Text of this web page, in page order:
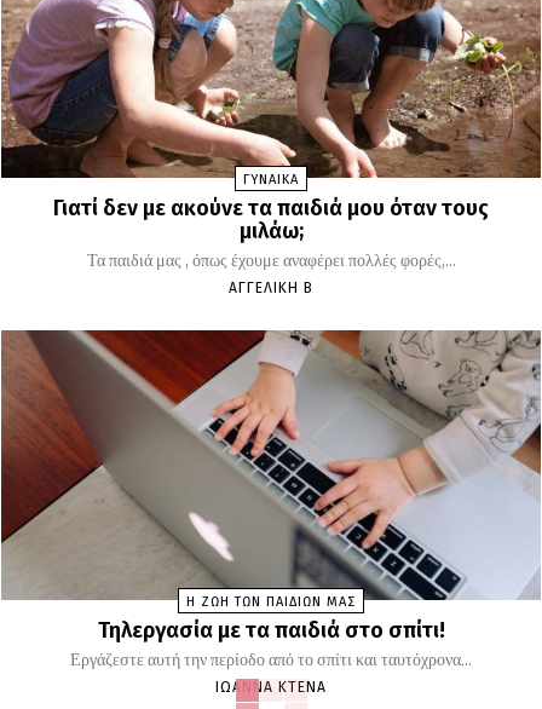
ΓΥΝΑΙΚΑ
Γιατί δεν με ακούνε τα παιδιά μου όταν τους
μιλάω;
Τα παιδιά μας , όπως έχουμε αναφέρει πολλές φορές,...
ΑΓΓΕΛΙΚΉ Β
Η ΖΩΗ ΤΩΝ ΠΑΙΔΙΩΝ ΜΑΣ
Τηλεργασία με τα παιδιά στο σπίτι!
Εργάζεστε αυτή την περίοδο από το σπίτι και ταυτόχρονα...
ΙΩΆΝΝΑ ΚΤΕΝΆ